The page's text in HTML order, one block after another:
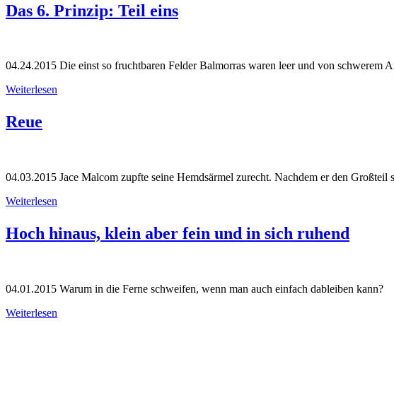
Das 6. Prinzip: Teil eins
04.24.2015 Die einst so fruchtbaren Felder Balmorras waren leer und von schwerem
Weiterlesen
Reue
04.03.2015 Jace Malcom zupfte seine Hemdsärmel zurecht. Nachdem er den
Weiterlesen
Hoch hinaus, klein aber fein und in sich ruhend
04.01.2015 Warum in die Ferne schweifen, wenn man auch einfach dableiben kann?
Weiterlesen